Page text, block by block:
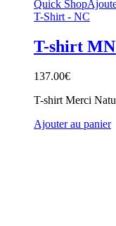
Quick Shop
T-Shirt - NC
T-shirt MN
137.00€
T-shirt Merci
Ajouter au panier